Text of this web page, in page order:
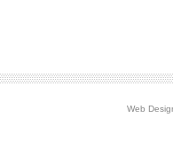
Web